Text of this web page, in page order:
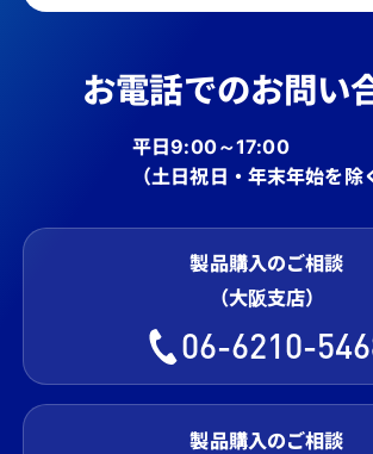
お電話でのお問い
平日9:00～17:00
（土日祝日・年末年始を除
製品購入のご相談
（大阪支店）
06-6210-
製品購入のご相談